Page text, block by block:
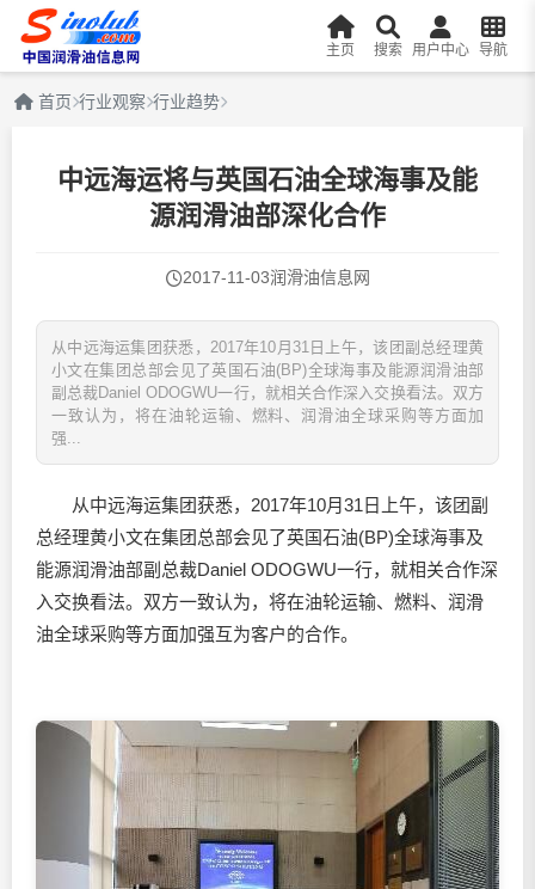
主页 搜索 用户中心 导航
首页 行业观察 行业趋势
中远海运将与英国石油全球海事及能
源润滑油部深化合作
2017-11-03润滑油信息网
从中远海运集团获悉，2017年10月31日上午，该团副总经理黄
小文在集团总部会见了英国石油(BP)全球海事及能源润滑油部
副总裁Daniel ODOGWU一行，就相关合作深入交换看法。双方
一致认为，将在油轮运输、燃料、润滑油全球采购等方面加
强...
从中远海运集团获悉，2017年10月31日上午，该团副
总经理黄小文在集团总部会见了英国石油(BP)全球海事及
能源润滑油部副总裁Daniel ODOGWU一行，就相关合作深
入交换看法。双方一致认为，将在油轮运输、燃料、 润滑
油全球采购等方面加强互为客户的合作。